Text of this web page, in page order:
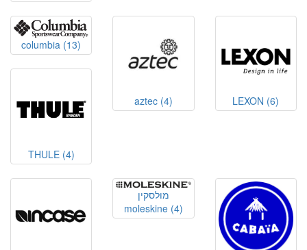
LEXON (6)
aztec (4)
columbia (13)
THULE (4)
מולסקין
moleskine (4)